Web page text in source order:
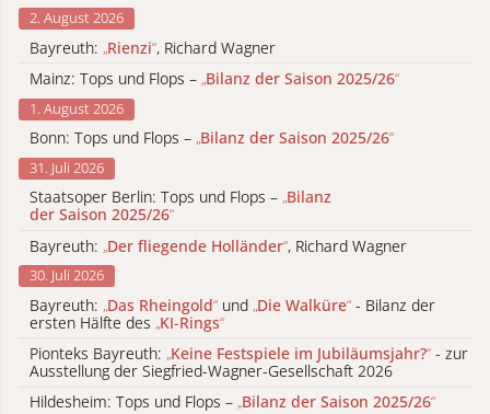
2. August 2026
Bayreuth: „Rienzi“, Richard Wagner
Mainz: Tops und Flops – „Bilanz der Saison 2025/26“
1. August 2026
Bonn: Tops und Flops – „Bilanz der Saison 2025/26“
31. Juli 2026
Staatsoper Berlin: Tops und Flops – „Bilanz
der Saison 2025/26“
Bayreuth: „Der fliegende Holländer“, Richard Wagner
30. Juli 2026
Bayreuth: „Das Rheingold“ und „Die Walküre“ - Bilanz der
ersten Hälfte des „KI-Rings“
Pionteks Bayreuth: „Keine Festspiele im Jubiläumsjahr?“ - zur
Ausstellung der Siegfried-Wagner-Gesellschaft 2026
Hildesheim: Tops und Flops – „Bilanz der Saison 2025/26“